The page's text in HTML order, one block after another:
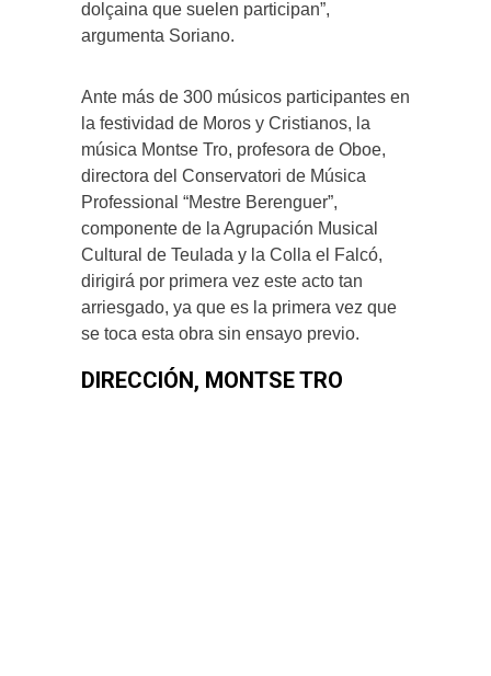
dolçaina que suelen participan”,
argumenta Soriano.
Ante más de 300 músicos participantes en
la festividad de Moros y Cristianos, la
música Montse Tro, profesora de Oboe,
directora del Conservatori de Música
Professional “Mestre Berenguer”,
componente de la Agrupación Musical
Cultural de Teulada y la Colla el Falcó,
dirigirá por primera vez este acto tan
arriesgado, ya que es la primera vez que
se toca esta obra sin ensayo previo.
DIRECCIÓN, MONTSE TRO